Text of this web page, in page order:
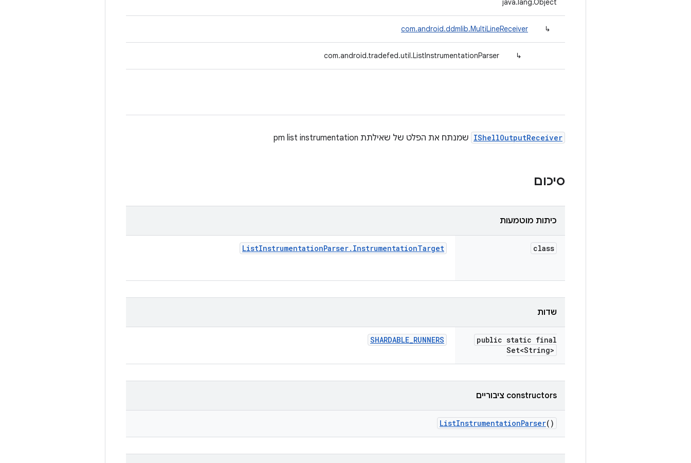
java.lang.Object
↳
com.android.ddmlib.MultiLineReceiver
↳
com.android.tradefed.util.ListInstrumentationParser
IShellOutputReceiver שמנתח את הפלט של שאילתת pm list instrumentation
סיכום
כיתות מוטמעות
class
ListInstrumentationParser. InstrumentationTarget
שדות
public static final
Set<String>
SHARDABLE_RUNNERS
‫constructors ציבוריים
ListInstrumentationParser()